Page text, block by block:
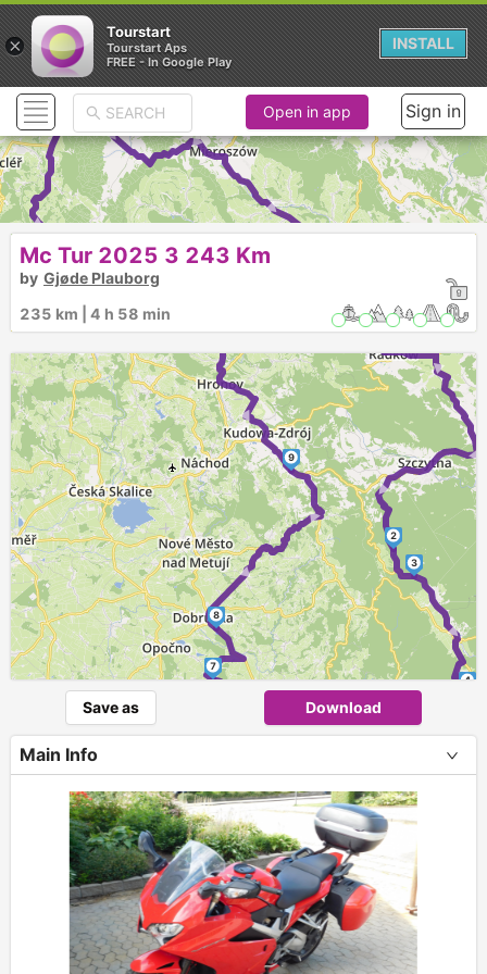
►
►
►
► ►
► ►► ► ► ►
► ►
► ► ►
► ► 2
3
4
6
7
8
9
10
Open in app Sign in
Mc Tur 2025 3 243 Km
by Gjøde Plauborg
235 km | 4 h 58 min
Save as Download
Main Info
×
Tourstart
Tourstart Aps
FREE - In Google Play
INSTALL